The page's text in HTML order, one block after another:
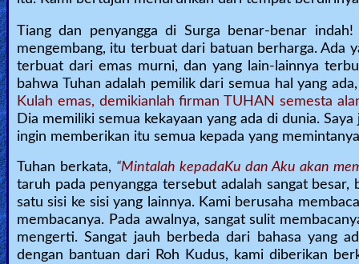
Documentaries
Islam
Other
Other
Languages
Tiang dan penyangga di Surga benar-benar
mengembang, itu terbuat dari batuan berharga. Ada
terbuat dari emas murni, dan yang lain-lainnya
bahwa Tuhan adalah pemilik dari semua hal yang
Kulah emas, demikianlah firman TUHAN semesta
Dia memiliki semua kekayaan yang ada di dunia.
ingin memberikan itu semua kepada yang
Tuhan berkata, “Mintalah kepadaKu dan Aku akan
taruh pada penyangga tersebut adalah sangat
satu sisi ke sisi yang lainnya. Kami berusaha
membacanya. Pada awalnya, sangat sulit
mengerti. Sangat jauh berbeda dari bahasa yang
dengan bantuan dari Roh Kudus, kami diberikan